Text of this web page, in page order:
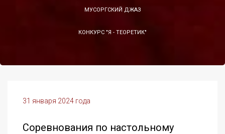
МУСОРГСКИЙ ДЖАЗ
КОНКУРС "Я - ТЕОРЕТИК"
31 января 2024 года
Соревнования по настольному